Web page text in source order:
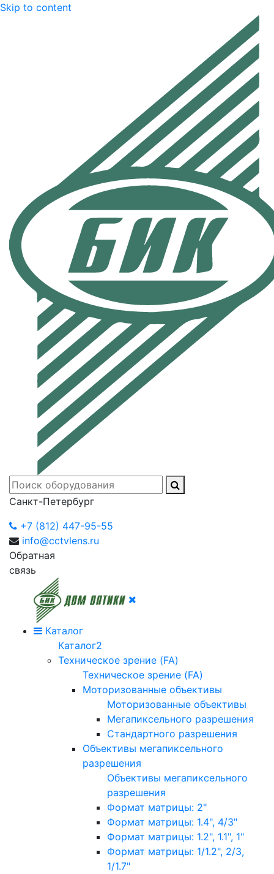
Skip to content
Санкт-Петербург
+7 (812) 447-95-55
info@cctvlens.ru
Обратная
связь
Каталог
Каталог2
Техническое зрение (FA)
Техническое зрение (FA)
Моторизованные объективы
Моторизованные объективы
Мегапиксельного разрешения
Стандартного разрешения
Объективы мегапиксельного
разрешения
Объективы мегапиксельного
разрешения
Формат матрицы: 2"
Формат матрицы: 1.4", 4/3"
Формат матрицы: 1.2", 1.1", 1"
Формат матрицы: 1/1.2", 2/3,
1/1.7"